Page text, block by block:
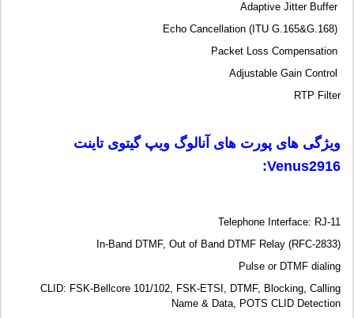
Adaptive Jitter Buffer
RTP Filter
ویژگی های پورت های آنالوگ ویپ گیتوی تاینت
Venus2916
:
Telephone Interface: RJ-11
In-Band DTMF, Out of Band DTMF Relay (RFC-2833)
Pulse or DTMF dialing
CLID: FSK-Bellcore 101/102, FSK-ETSI, DTMF, Blocking, Calling
Name & Data, POTS CLID Detection